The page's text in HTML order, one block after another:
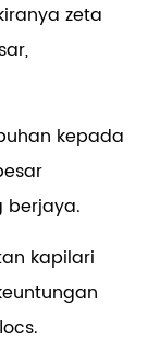
zeta
kepada
berjaya.
kapilari